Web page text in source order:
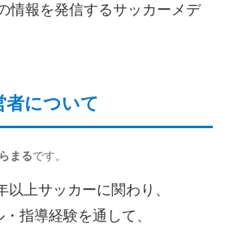
情報を発信するサッカーメデ
者について
まるです。
上サッカーに関わり、
指導経験を通して、